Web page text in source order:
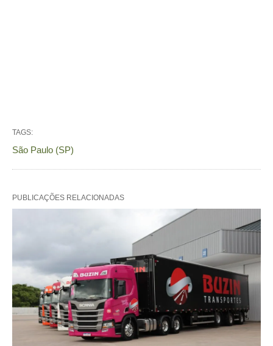
TAGS:
São Paulo (SP)
PUBLICAÇÕES RELACIONADAS